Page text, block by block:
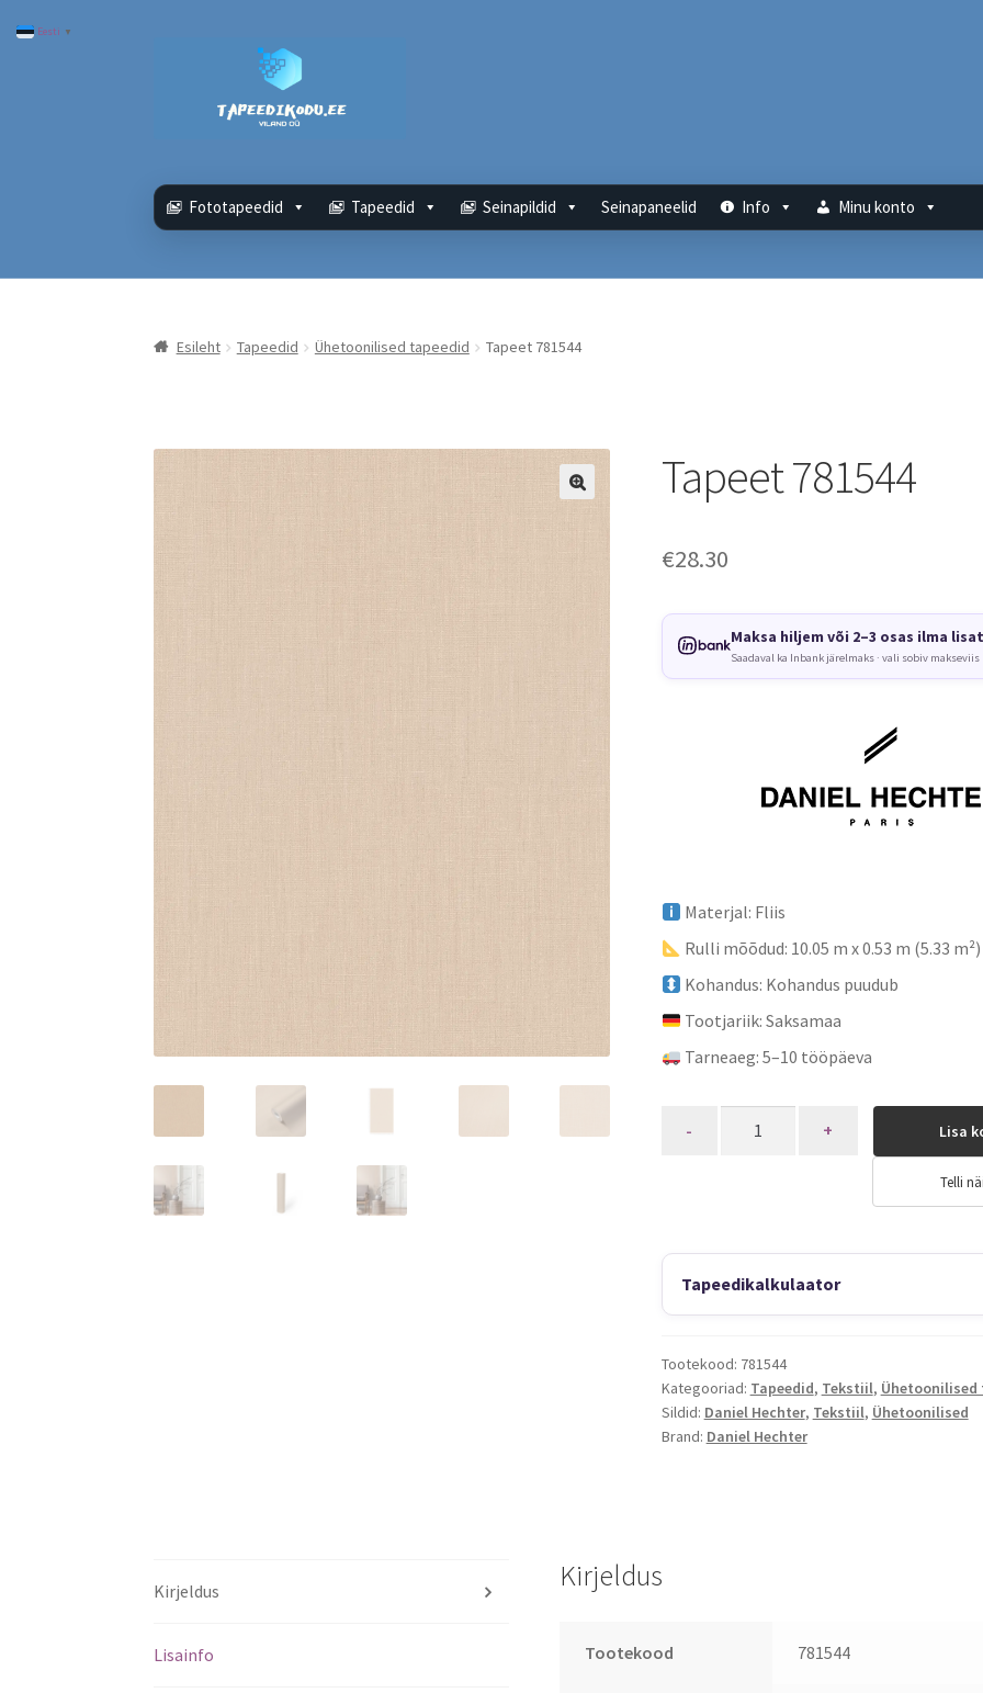
navigeerimisele
Fototapeedid Tapeedid Seinapildid Seinapaneelid Info Minu konto
Esileht Tapeedid Ühetoonilised tapeedid Tapeet 781544
Tapeet 781544
€28.30
Maksa hiljem või 2–3 osas ilma
Saadaval ka Inbank järelmaks · vali sobiv makseviis
Materjal: Fliis
Rulli mõõdud: 10.05 m x 0.53 m (5.33 m²)
Kohandus: Kohandus puudub
Tootjariik: Saksamaa
Tarneaeg: 5–10 tööpäeva
Lisa
Telli
Tapeedikalkulaator
Tootekood: 781544
Kategooriad: Tapeedid, Tekstiil, Ühetoonilised
Sildid: Daniel Hechter, Tekstiil, Ühetoonilised
Brand: Daniel Hechter
Kirjeldus
Lisainfo
Kirjeldus
Tootekood 781544
Eesti ▼